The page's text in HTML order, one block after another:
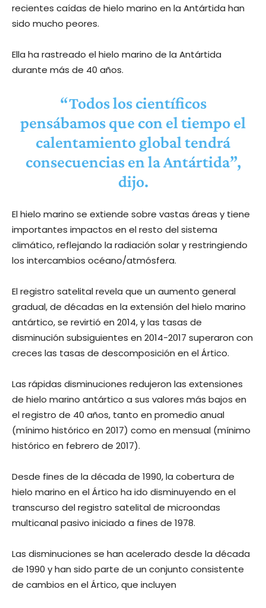
recientes caídas de hielo marino en la Antártida han
sido mucho peores.
Ella ha rastreado el hielo marino de la Antártida
durante más de 40 años.
“Todos los científicos
pensábamos que con el tiempo el
calentamiento globaltendrá
consecuencias en la Antártida”,
dijo.
El hielo marino se extiende sobre vastas áreas y tiene
importantes impactos en el resto del sistema
climático, reflejando la radiación solar y restringiendo
los intercambios océano/atmósfera.
El registro satelital revela que un aumento general
gradual, de décadas en la extensión del hielo marino
antártico, se revirtió en 2014, y las tasas de
disminución subsiguientes en 2014-2017 superaron con
creces las tasas de descomposición en el Ártico.
Las rápidas disminuciones redujeron las extensiones
de hielo marino antártico a sus valores más bajos en
el registro de 40 años, tanto en promedio anual
(mínimo histórico en 2017) como en mensual (mínimo
histórico en febrero de 2017).
Desde fines de la década de 1990, la cobertura de
hielo marino en el Ártico ha ido disminuyendo en el
transcurso del registro satelital de microondas
multicanal pasivo iniciado a fines de 1978.
Las disminuciones se han acelerado desde la década
de 1990 y han sido parte de un conjunto consistente
de cambios en el Ártico, que incluyen